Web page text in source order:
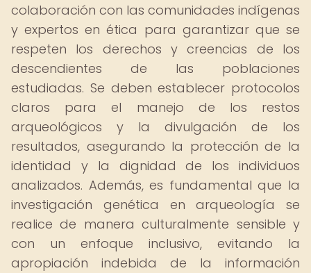
colaboración con las comunidades indígenas
y expertos en ética para garantizar que se
respeten los derechos y creencias de los
descendientes de las poblaciones
estudiadas. Se deben establecer protocolos
claros para el manejo de los restos
arqueológicos y la divulgación de los
resultados, asegurando la protección de la
identidad y la dignidad de los individuos
analizados. Además, es fundamental que la
investigación genética en arqueología se
realice de manera culturalmente sensible y
con un enfoque inclusivo, evitando la
apropiación indebida de la información